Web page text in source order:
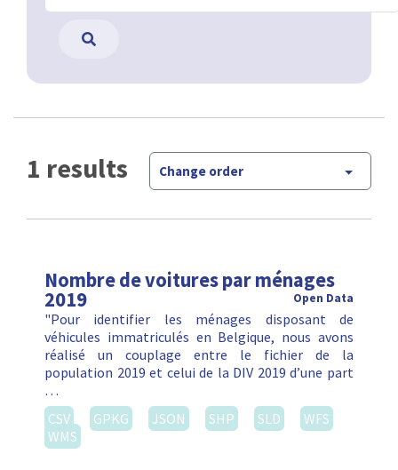
1 results Change order
Nombre de voitures par ménages
2019 Open Data
"Pour identifier les ménages disposant de
véhicules immatriculés en Belgique, nous avons
réalisé un couplage entre le fichier de la
population 2019 et celui de la DIV 2019 d’une part
…
CSV
GPKG JSON SHP SLD
WFS
WMS